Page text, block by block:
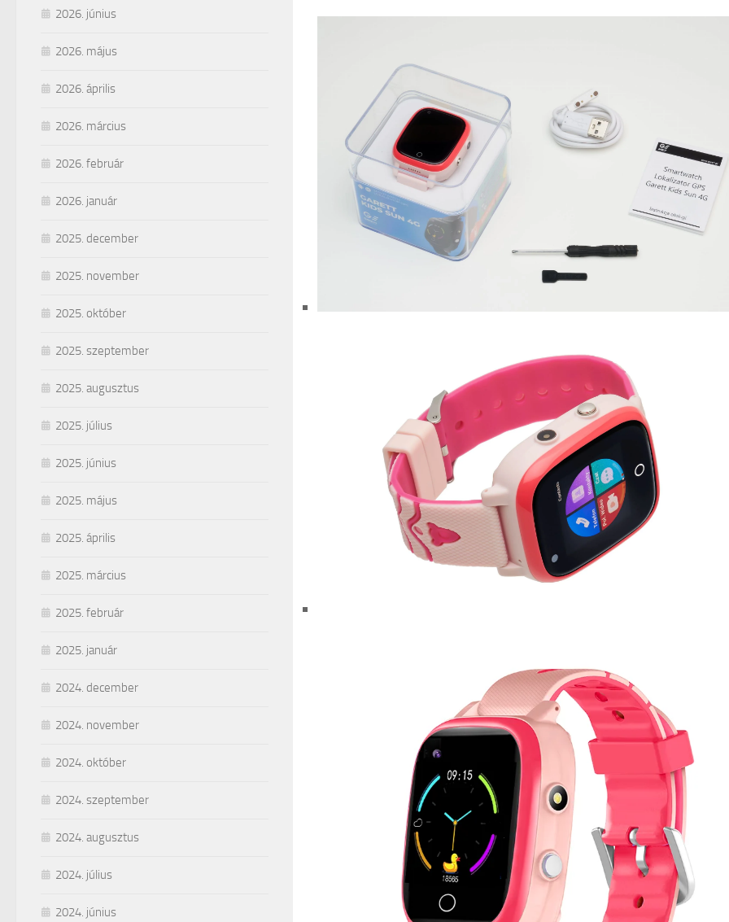
2026. június
2026. május
2026. április
2026. március
2026. február
2026. január
2025. december
2025. november
2025. október
2025. szeptember
2025. augusztus
2025. július
2025. június
2025. május
2025. április
2025. március
2025. február
2025. január
2024. december
2024. november
2024. október
2024. szeptember
2024. augusztus
2024. július
2024. június